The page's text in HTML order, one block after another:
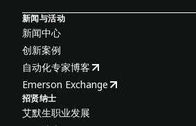
新闻与活动
新闻中心
创新案例
自动化专家博客
Emerson Exchange
招贤纳士
艾默生职业发展